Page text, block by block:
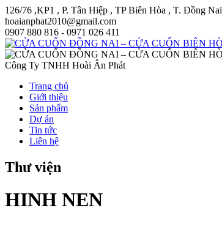
126/76 ,KP1 , P. Tân Hiệp , TP Biên Hòa , T. Đồng Nai
hoaianphat2010@gmail.com
0907 880 816 - 0971 026 411
Công Ty TNHH Hoài Ân Phát
Trang chủ
Giới thiệu
Sản phẩm
Dự án
Tin tức
Liên hệ
Thư viện
HINH NEN